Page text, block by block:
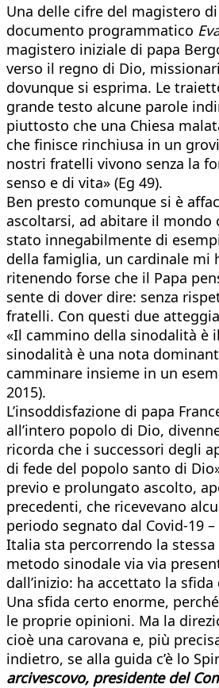
Una delle cifre del magistero
documento programmatico
magistero iniziale di papa
verso il regno di Dio,
dovunque si esprima. Le
grande testo alcune parole
piuttosto che una Chiesa
che finisce rinchiusa in un
nostri fratelli vivono senza la
senso e di vita» (Eg 49).
Ben presto comunque si è
ascoltarsi, ad abitare il mondo
stato innegabilmente di
della famiglia, un cardinale mi
ritenendo forse che il Papa
sente di dover dire: senza
fratelli. Con questi due
«Il cammino della sinodalità è
sinodalità è una nota
camminare insieme in un
2015).
L’insoddisfazione di papa
all’intero popolo di Dio,
ricorda che i successori degli
di fede del popolo santo di
previo e prolungato ascolto,
precedenti, che ricevevano
periodo segnato dal Covid-19
Italia sta percorrendo la
metodo sinodale via via
dall’inizio: ha accettato la
Una sfida certo enorme,
le proprie opinioni. Ma la
cioè una carovana e, più
indietro, se alla guida c’è lo
arcivescovo, presidente del